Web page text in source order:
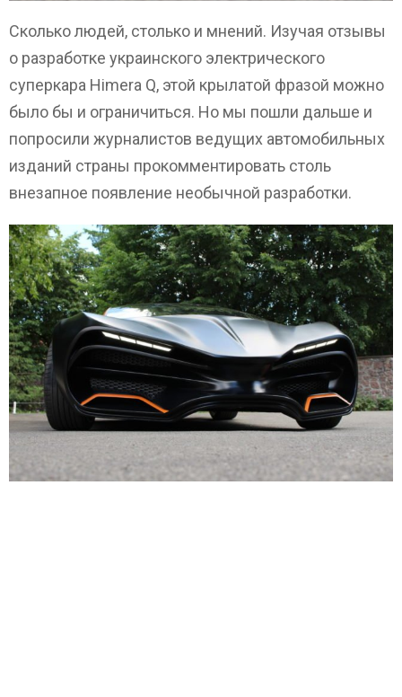
Сколько людей, столько и мнений. Изучая отзывы
о разработке украинского электрического
суперкара Himera Q, этой крылатой фразой можно
было бы и ограничиться. Но мы пошли дальше и
попросили журналистов ведущих автомобильных
изданий страны прокомментировать столь
внезапное появление необычной разработки.